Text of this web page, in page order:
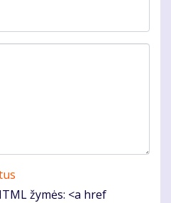
žymės: <a href